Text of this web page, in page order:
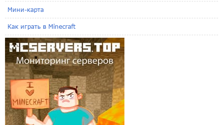
Мини-карта
Как играть в Minecraft